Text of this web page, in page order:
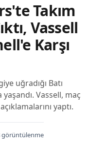
Takım
Vassell
Karşı
uğradığı Batı
Vassell, maç
yaptı.
görüntülenme